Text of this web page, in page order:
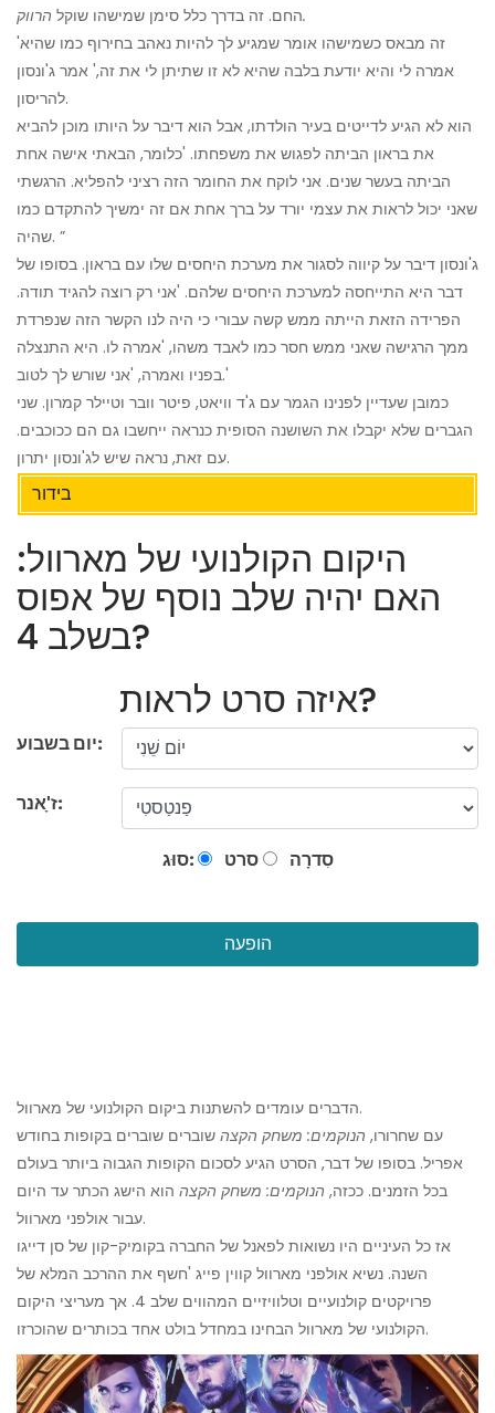
החם. זה בדרך כלל סימן שמישהו שוקלהרווק.
'זה מבאס כשמישהו אומר שמגיע לך להיות נאהב בחירוף כמו שהיא
אמרה לי והיא יודעת בלבה שהיא לא זו שתיתן לי את זה,' אמר ג'ונסון
להריסון.
הוא לא הגיע לדייטים בעיר הולדתו, אבל הוא דיבר על היותו מוכן להביא
את בראון הביתה לפגוש את משפחתו. 'כלומר, הבאתי אישה אחת
הביתה בעשר שנים. אני לוקח את החומר הזה רציני להפליא. הרגשתי
שאני יכול לראות את עצמי יורד על ברך אחת אם זה ימשיך להתקדם כמו
שהיה. ”
ג'ונסון דיבר על קיווה לסגור את מערכת היחסים שלו עם בראון. בסופו של
דבר היא התייחסה למערכת היחסים שלהם. 'אני רק רוצה להגיד תודה.
הפרידה הזאת הייתה ממש קשה עבורי כי היה לנו הקשר הזה שנפרדת
ממך הרגישה שאני ממש חסר כמו לאבד משהו, 'אמרה לו. היא התנצלה
בפניו ואמרה, 'אני שורש לך לטוב.'
כמובן שעדיין לפנינו הגמר עם ג'ד וויאט, פיטר וובר וטיילר קמרון. שני
הגברים שלא יקבלו את השושנה הסופית כנראה ייחשבו גם הם ככוכבים.
עם זאת, נראה שיש לג'ונסון יתרון.
בידור
היקום הקולנועי של מארוול:
האם יהיה שלב נוסף של אפוס
בשלב 4?
איזה סרט לראות?
יום בשבוע:
ז'ָאנר:
סוּג: סרט סִדרָה
הופעה
הדברים עומדים להשתנות ביקום הקולנועי של מארוול.
עם שחרורו, הנוקמים: משחק הקצה שוברים שוברים בקופות בחודש
אפריל. בסופו של דבר, הסרט הגיע לסכום הקופות הגבוה ביותר בעולם
בכל הזמנים. ככזה, הנוקמים: משחק הקצה הוא הישג הכתר עד היום
עבור אולפני מארוול.
אז כל העיניים היו נשואות לפאנל של החברה בקומיק-קון של סן דייגו
השנה. נשיא אולפני מארוול קווין פייג 'חשף את ההרכב המלא של
פרויקטים קולנועיים וטלוויזיים המהווים שלב 4. אך מעריצי היקום
הקולנועי של מארוול הבחינו במחדל בולט אחד בכותרים שהוכרזו.